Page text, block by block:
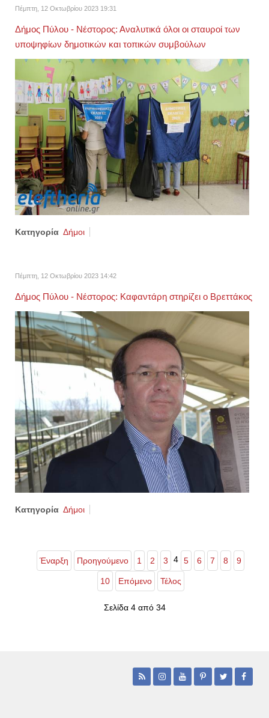
Πέμπτη, 12 Οκτωβρίου 2023 19:31
Δήμος Πύλου - Νέστορος: Αναλυτικά όλοι οι σταυροί των
υποψηφίων δημοτικών και τοπικών συμβούλων
Κατηγορία Δήμοι
Πέμπτη, 12 Οκτωβρίου 2023 14:42
Δήμος Πύλου - Νέστορος: Καφαντάρη στηρίζει ο Βρεττάκος
Κατηγορία Δήμοι
Έναρξη Προηγούμενο 1 2 3 4 5 6 7 8 9
10 Επόμενο Τέλος
Σελίδα 4 από 34